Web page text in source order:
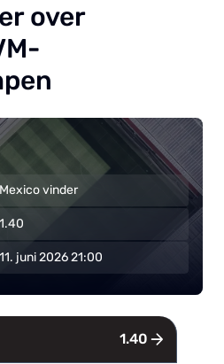
over
Mexico vinder
1.40
11. juni 2026 21:00
TIL BOOKMAKER
1.40